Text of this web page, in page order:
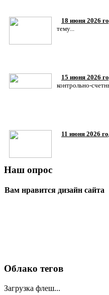
18 июня 2026
тему...
15 июня 2026
контрольно-
11 июня 2026
Наш опрос
Вам нравится дизайн сайта
Облако тегов
Загрузка флеш...